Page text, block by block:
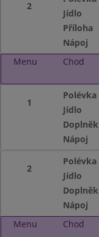
2
Jídlo
Příloha
Nápoj
Menu
Chod
1
Polévka
Jídlo
Doplněk
Nápoj
2
Polévka
Jídlo
Doplněk
Nápoj
Menu
Chod